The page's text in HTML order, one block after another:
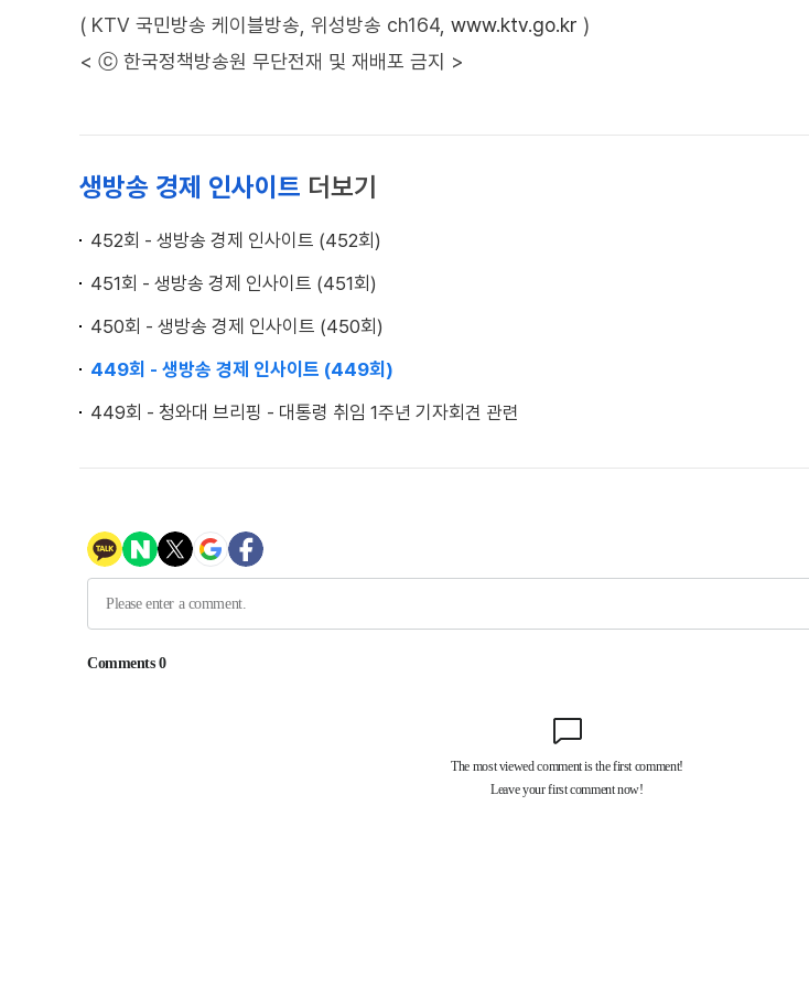
( KTV 국민방송 케이블방송, 위성방송 ch164, www.ktv.go.kr )
< ⓒ 한국정책방송원 무단전재 및 재배포 금지 >
생방송 경제 인사이트 더보기
452회 - 생방송 경제 인사이트 (452회)
451회 - 생방송 경제 인사이트 (451회)
450회 - 생방송 경제 인사이트 (450회)
449회 - 생방송 경제 인사이트 (449회)
449회 - 청와대 브리핑 - 대통령 취임 1주년 기자회견 관련